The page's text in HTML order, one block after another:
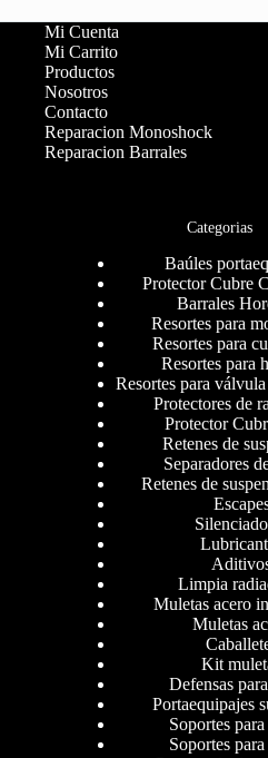
Mi Cuenta
Mi Carrito
Productos
Nosotros
Contacto
Reparacion Monoshock
Reparacion Barrales
Categorias
Baúles
Protector Cubre
Barrales
Resortes para
Resortes para
Resortes para
Resortes para
Protectores de
Protector
Retenes de
Separadores
Retenes de
Limpia
Muletas acero
Muletas
Kit
Defensas
Portaequipajes
Soportes
Soportes